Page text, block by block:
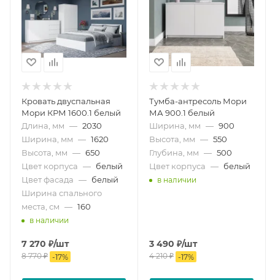
Кровать двуспальная
Мори КРМ 1600.1 белый
Длина, мм — 2030
Ширина, мм — 1620
Высота, мм — 650
Цвет корпуса — белый
Цвет фасада — белый
Ширина спального
места, см — 160
в наличии
7 270 ₽/шт
8 770₽ -17%
Тумба-антресоль Мори
МА 900.1 белый
Ширина, мм — 900
Высота, мм — 550
Глубина, мм — 500
Цвет корпуса — белый
в наличии
3 490 ₽/шт
4 210₽ -17%